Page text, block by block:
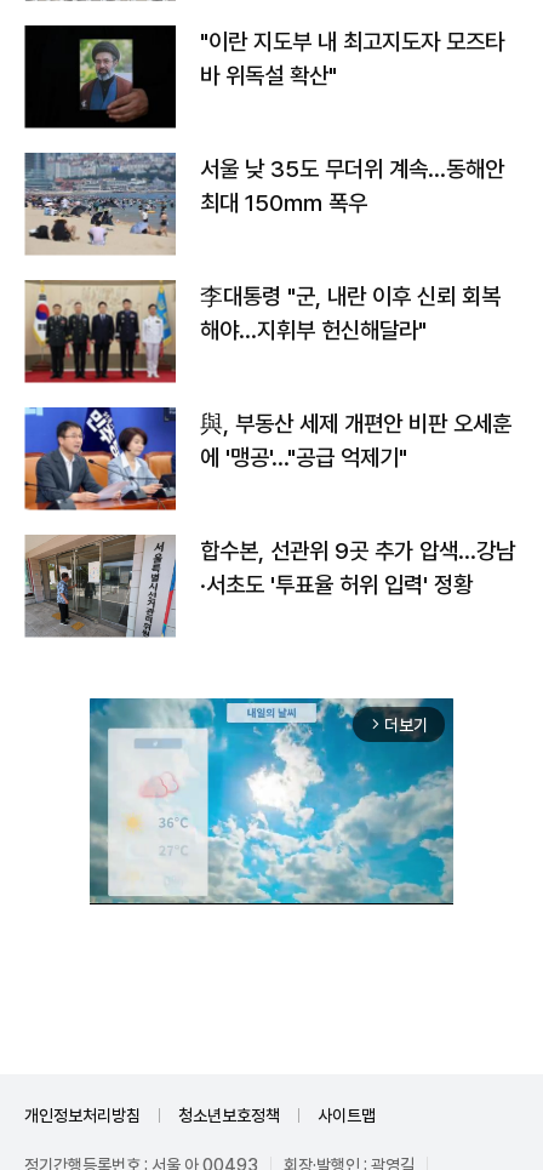
"이란 지도부 내 최고지도자 모즈타
바 위독설 확산"
서울 낮 35도 무더위 계속…동해안
최대 150㎜ 폭우
李대통령 "군, 내란 이후 신뢰 회복
해야…지휘부 헌신해달라"
與, 부동산 세제 개편안 비판 오세훈
에 '맹공'…"공급 억제기"
합수본, 선관위 9곳 추가 압색…강남
·서초도 '투표율 허위 입력' 정황
arrow_forward_ios 더보기
개인정보처리방침 청소년보호정책 사이트맵
정기간행등록번호 : 서울 아 00493 회장·발행인 : 곽영길